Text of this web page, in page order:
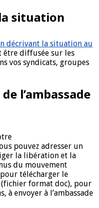
situation
décrivant la situation au
être diffusée sur les
vos syndicats, groupes
l’ambassade
pouvez adresser un
la libération et la
du mouvement
pour télécharger le
format doc), pour
à envoyer à l’ambassade